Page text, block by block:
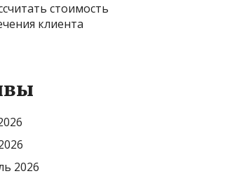
стоимость
клиента
2026